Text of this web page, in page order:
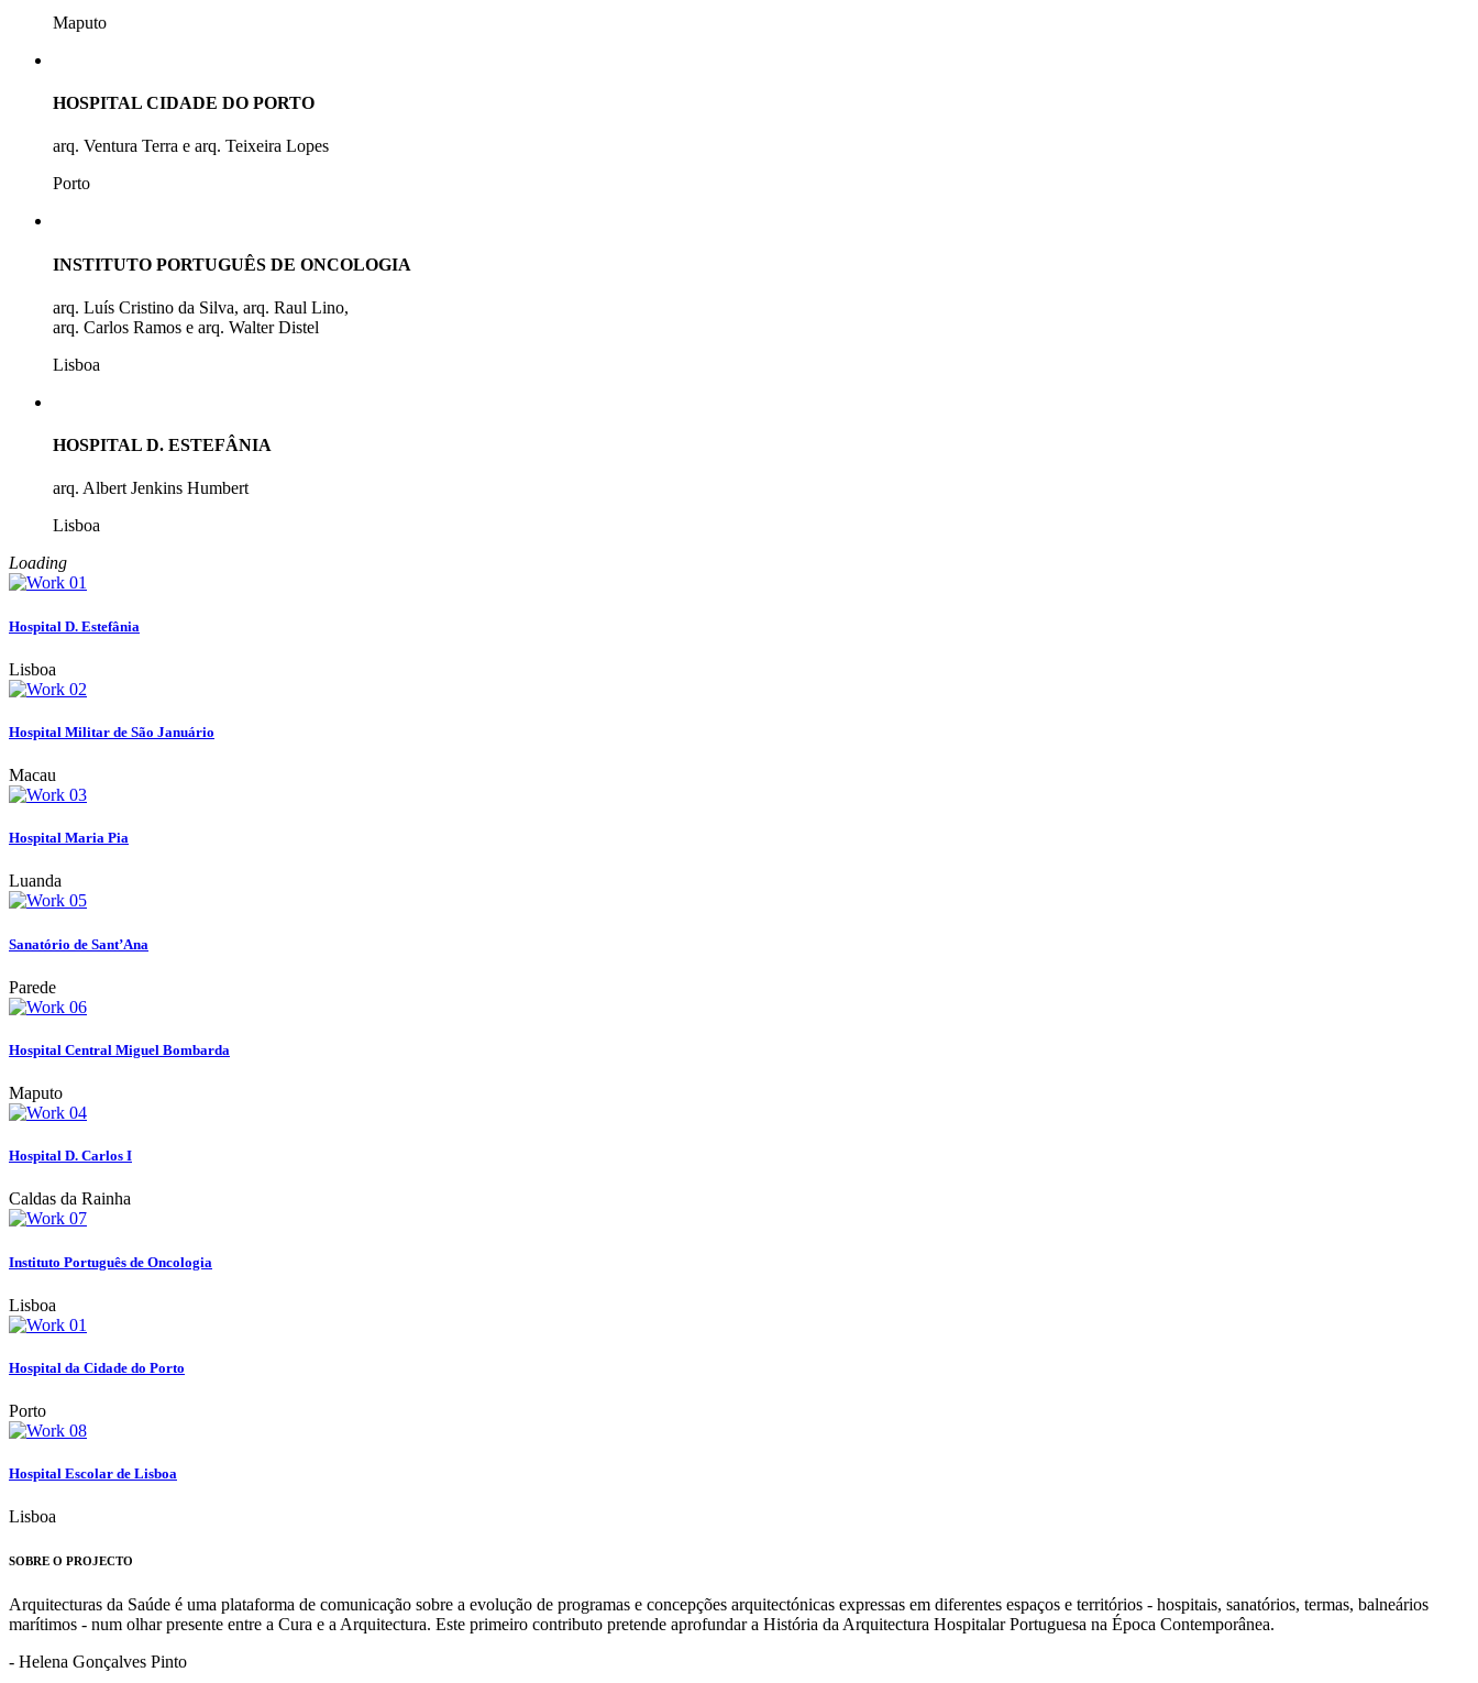
Maputo
HOSPITAL CIDADE DO PORTO
arq. Ventura Terra e arq. Teixeira Lopes
Porto
INSTITUTO PORTUGUÊS DE ONCOLOGIA
arq. Luís Cristino da Silva, arq. Raul Lino,
arq. Carlos Ramos e arq. Walter Distel
Lisboa
HOSPITAL D. ESTEFÂNIA
arq. Albert Jenkins Humbert
Lisboa
Loading
Hospital D. Estefânia
Lisboa
Hospital Militar de São Januário
Macau
Hospital Maria Pia
Luanda
Sanatório de Sant’Ana
Parede
Hospital Central Miguel Bombarda
Maputo
Hospital D. Carlos I
Caldas da Rainha
Instituto Português de Oncologia
Lisboa
Hospital da Cidade do Porto
Porto
Hospital Escolar de Lisboa
Lisboa
SOBRE O PROJECTO
Arquitecturas da Saúde é uma plataforma de comunicação sobre a evolução de programas e concepções arquitectónicas expressas em diferentes espaços e territórios - hospitais, sanatórios, termas, balneários
marítimos - num olhar presente entre a Cura e a Arquitectura. Este primeiro contributo pretende aprofundar a História da Arquitectura Hospitalar Portuguesa na Época Contemporânea.
- Helena Gonçalves Pinto